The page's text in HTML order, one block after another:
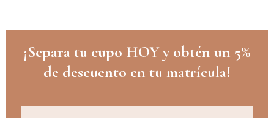
¡Separa tu cupo HOY y obtén un 5%
de descuento en tu matrícula!